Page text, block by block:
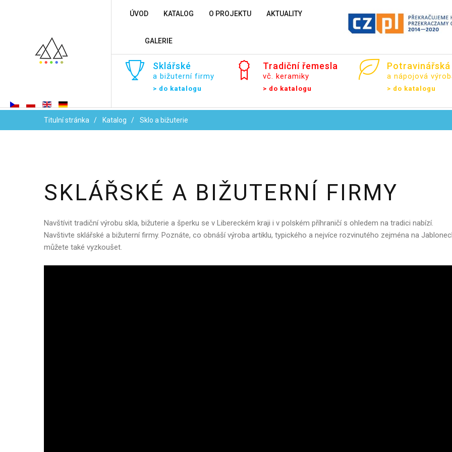
ÚVOD KATALOG O PROJEKTU AKTUALITY
GALERIE
Sklářské
a bižuterní firmy
> do katalogu
Tradiční řemesla
vč. keramiky
> do katalogu
Potravinářská
a nápojová
> do katalogu
Titulní stránka Katalog Sklo a bižuterie
SKLÁŘSKÉ A BIŽUTERNÍ FIRMY
Navštívit tradiční výrobu skla, bižuterie a šperku se v Libereckém kraji i v polském příhraničí s ohledem na tradici nabízí.
Navštivte sklářské a bižuterní firmy. Poznáte, co obnáší výroba artiklu, typického a nejvíce rozvinutého zejména na
můžete také vyzkoušet.